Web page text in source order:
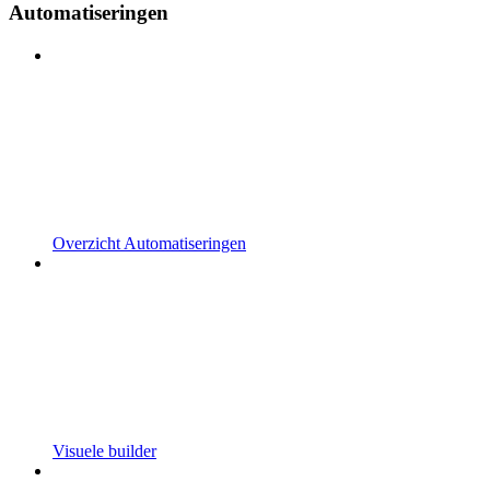
Automatiseringen
Overzicht Automatiseringen
Visuele builder